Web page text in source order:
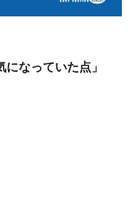
なっていた点」